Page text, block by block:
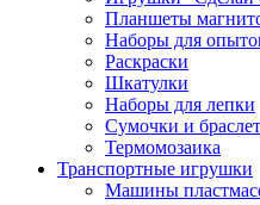
Планшеты
Наборы для
Раскраски
Шкатулки
Наборы для лепки
Сумочки и
Термомозаика
Транспортные игрушки
Машины